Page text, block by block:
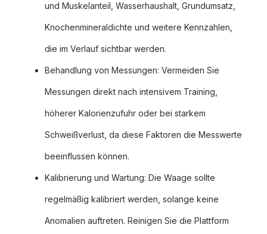
und Muskelanteil, Wasserhaushalt, Grundumsatz,
Knochenmineraldichte und weitere Kennzahlen,
die im Verlauf sichtbar werden.
Behandlung von Messungen: Vermeiden Sie
Messungen direkt nach intensivem Training,
höherer Kalorienzufuhr oder bei starkem
Schweißverlust, da diese Faktoren die Messwerte
beeinflussen können.
Kalibrierung und Wartung: Die Waage sollte
regelmäßig kalibriert werden, solange keine
Anomalien auftreten. Reinigen Sie die Plattform